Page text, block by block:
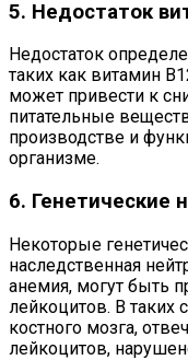
5. Недостаток
Недостаток
таких как витамин
может привести к
питательные
производстве и
организме.
6. Генетические
Некоторые
наследственная
анемия, могут быть
лейкоцитов. В таких
костного мозга,
лейкоцитов,